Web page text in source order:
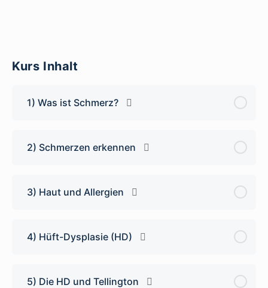
Kurs Inhalt
1) Was ist Schmerz?
2) Schmerzen erkennen
3) Haut und Allergien
4) Hüft-Dysplasie (HD)
5) Die HD und Tellington